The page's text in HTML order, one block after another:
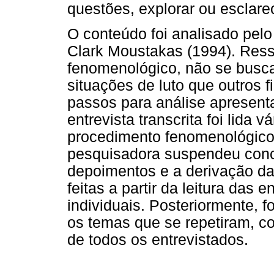
questões, explorar ou
O conteúdo foi analisado
Clark Moustakas (1994).
fenomenológico, não se
situações de luto que outros
passos para análise
entrevista transcrita foi lida
procedimento
pesquisadora suspendeu
depoimentos e a derivação
feitas a partir da leitura das
individuais. Posteriormente,
os temas que se repetiram,
de todos os entrevistados.